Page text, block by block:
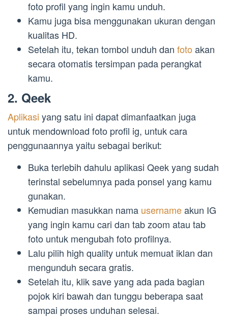
foto profil yang ingin kamu unduh.
Kamu juga bisa menggunakan ukuran dengan
kualitas HD.
Setelah itu, tekan tombol unduh dan foto akan
secara otomatis tersimpan pada perangkat
kamu.
2. Qeek
Aplikasi yang satu ini dapat dimanfaatkan juga
untuk mendownload foto profil ig, untuk cara
penggunaannya yaitu sebagai berikut:
Buka terlebih dahulu aplikasi Qeek yang sudah
terinstal sebelumnya pada ponsel yang kamu
gunakan.
Kemudian masukkan nama usernameakun IG
yang ingin kamu cari dan tab zoom atau tab
foto untuk mengubah foto profilnya.
Lalu pilih high quality untuk memuat iklan dan
mengunduh secara gratis.
Setelah itu, klik save yang ada pada bagian
pojok kiri bawah dan tunggu beberapa saat
sampai proses unduhan selesai.